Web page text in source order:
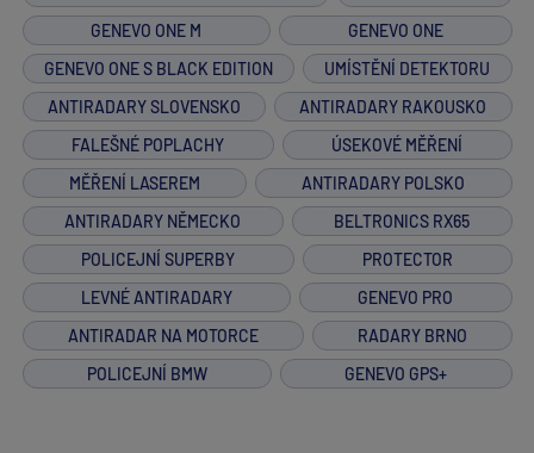
GENEVO ONE M
GENEVO ONE
GENEVO ONE S BLACK EDITION
UMÍSTĚNÍ DETEKTORU
ANTIRADARY SLOVENSKO
ANTIRADARY RAKOUSKO
FALEŠNÉ POPLACHY
ÚSEKOVÉ MĚŘENÍ
MĚŘENÍ LASEREM
ANTIRADARY POLSKO
ANTIRADARY NĚMECKO
BELTRONICS RX65
POLICEJNÍ SUPERBY
PROTECTOR
LEVNÉ ANTIRADARY
GENEVO PRO
ANTIRADAR NA MOTORCE
RADARY BRNO
POLICEJNÍ BMW
GENEVO GPS+